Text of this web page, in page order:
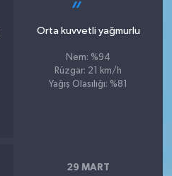
Orta kuvvetli yağmurlu
Nem: %94
Rüzgar: 21 km/h
Yağış Olasılığı: %81
29 MART